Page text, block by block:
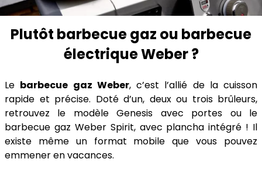
Plutôt barbecue gaz ou barbecue
électrique Weber ?
Le barbecue gaz Weber, c’est l’allié de la cuisson
rapide et précise. Doté d’un, deux ou trois brûleurs,
retrouvez le modèle Genesis avec portes ou le
barbecue gaz Weber Spirit, avec plancha intégré ! Il
existe même un format mobile que vous pouvez
emmener en vacances.